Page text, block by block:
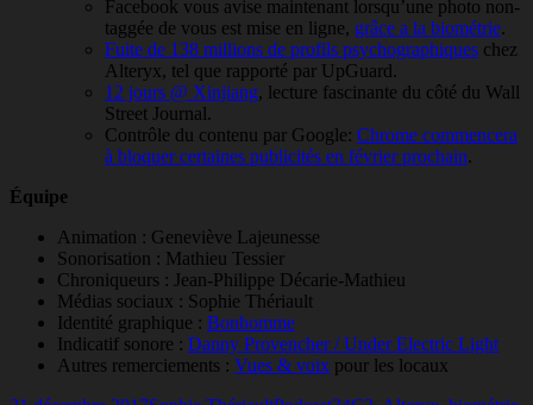
Facebook vous avise maintenant lorsqu’une photo non-
taggée de vous est mise en ligne, grâce a la biométrie.
Fuite de 138 millions de profils psychographiques chez
Alteryx, tel que rapporté par UpGuard.
12 jours @ Xinjiang, lecture fascinante du côté du Wall
Street Journal.
Contrôle du contenu par Google: Chrome commencera
à bloquer certaines publicités en février prochain.
Équipe
Animation : Geneviève Lajeunesse
Sonorisation : Mathieu Tessier
Chroniqueurs : Jean-Philippe Décarie-Mathieu
Médias sociaux : Sophie Thériault
Identité graphique : Bonhomme
Indicatif sonore : Danny Provencher / Under Electric Light
Autres remerciements : Vues & voix pour les locaux